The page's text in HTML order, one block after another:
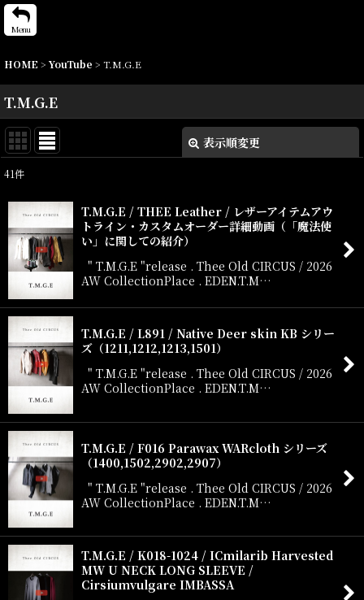
Menu
HOME > YouTube > T.M.G.E
T.M.G.E
表示順変更
並び順:
絞り込む
41件
T.M.G.E / THEE Leather / レザーアイテムアウ
トライン・カスタムオーダー詳細動画（「魔法使
い」に関しての紹介）
" T.M.G.E "release . Thee Old CIRCUS / 2026
AW CollectionPlace . EDEN.T.M…
T.M.G.E / L891 / Native Deer skin KB シリー
ズ（1211,1212,1213,1501）
" T.M.G.E "release . Thee Old CIRCUS / 2026
AW CollectionPlace . EDEN.T.M…
T.M.G.E / F016 Parawax WARcloth シリーズ
（1400,1502,2902,2907）
" T.M.G.E "release . Thee Old CIRCUS / 2026
AW CollectionPlace . EDEN.T.M…
T.M.G.E / K018-1024 / ICmilarib Harvested
MW U NECK LONG SLEEVE /
Cirsiumvulgare IMBASSA